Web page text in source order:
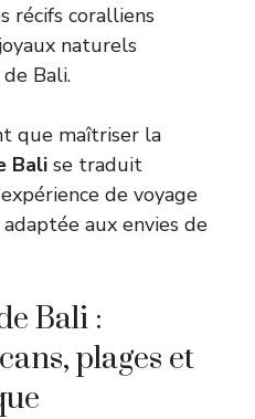
récifs coralliens
naturels
Bali.
que maîtriser la
Bali se traduit
de voyage
aux envies de
Bali :
plages et